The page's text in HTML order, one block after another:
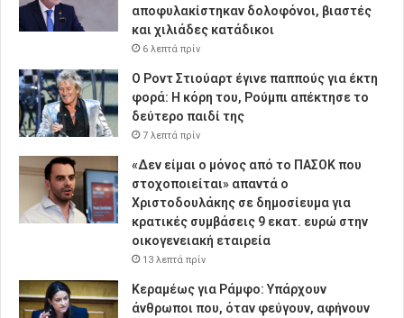
αποφυλακίστηκαν δολοφόνοι, βιαστές
και χιλιάδες κατάδικοι
6 λεπτά πρίν
Ο Ροντ Στιούαρτ έγινε παππούς για έκτη
φορά: Η κόρη του, Ρούμπι απέκτησε το
δεύτερο παιδί της
7 λεπτά πρίν
«Δεν είμαι ο μόνος από το ΠΑΣΟΚ που
στοχοποιείται» απαντά ο
Χριστοδουλάκης σε δημοσίευμα για
κρατικές συμβάσεις 9 εκατ. ευρώ στην
οικογενειακή εταιρεία
13 λεπτά πρίν
Κεραμέως για Ράμφο: Υπάρχουν
άνθρωποι που, όταν φεύγουν, αφήνουν